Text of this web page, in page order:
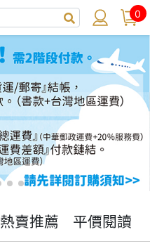
0
熱賣推薦 平價閱讀